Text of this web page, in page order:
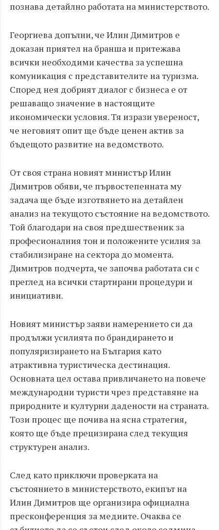
познава детайлно работата на министерството.
Георгиева допълни, че Илин Димитров е
доказан приятел на бранша и притежава
всички необходими качества за успешна
комуникация с представителите на туризма.
Според нея добрият диалог с бизнеса е от
решаващо значение в настоящите
икономически условия. Тя изрази увереност,
че неговият опит ще бъде ценен актив за
бъдещото развитие на ведомството.
От своя страна новият министър Илин
Димитров обяви, че първостепенната му
задача ще бъде изготвянето на детайлен
анализ на текущото състояние на ведомството.
Той благодари на своя предшественик за
професионалния тон и положените усилия за
стабилизиране на сектора до момента.
Димитров подчерта, че започва работата си с
преглед на всички стартирани процедури и
инициативи.
Новият министър заяви намерението си да
продължи усилията по брандирането и
популяризирането на България като
атрактивна туристическа дестинация.
Основната цел остава привличането на повече
международни туристи чрез представяне на
природните и културни дадености на страната.
Този процес ще почива на ясна стратегия,
която ще бъде прецизирана след текущия
структурен анализ.
След като приключи проверката на
състоянието в министерството, екипът на
Илин Димитров ще организира официална
пресконференция за медиите. Очаква се